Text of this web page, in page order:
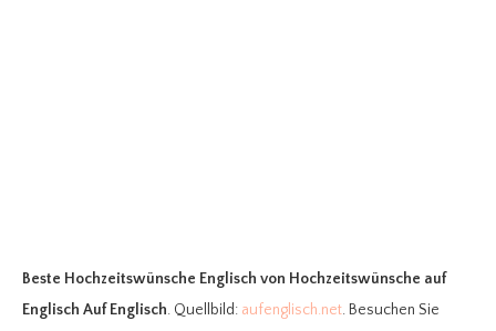
Beste Hochzeitswünsche Englisch von Hochzeitswünsche auf
Englisch Auf Englisch. Quellbild: aufenglisch.net. Besuchen Sie